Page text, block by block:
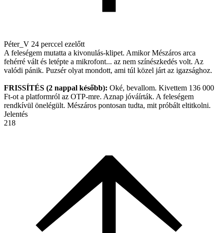
Péter_V 24 perccel ezelőtt
A feleségem mutatta a kivonulás-klipet. Amikor Mészáros arca
fehérré vált és letépte a mikrofont... az nem színészkedés volt. Az
valódi pánik. Puzsér olyat mondott, ami túl közel járt az igazsághoz.
FRISSÍTÉS (2 nappal később): Oké, bevallom. Kivettem 136 000
Ft-ot a platformról az OTP-mre. Aznap jóváírták. A feleségem
rendkívül önelégült. Mészáros pontosan tudta, mit próbált eltitkolni.
Jelentés
218